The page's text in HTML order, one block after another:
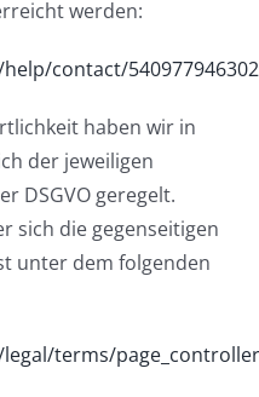
werden:
contact/
haben wir in
der jeweiligen
DSGVO geregelt.
sich die gegenseitigen
unter dem folgenden
terms/